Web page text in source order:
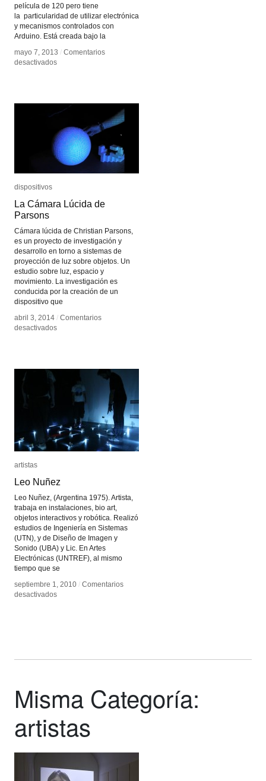
película de 120 pero tiene
la particularidad de utilizar electrónica
y mecanismos controlados con
Arduino. Está creada bajo la
mayo 7, 2013 / Comentarios
desactivadosen
Lux
mayo 7, 2013 / Comentarios
desactivadosen
Lux
dispositivos
La Cámara Lúcida de
Parsons
Cámara lúcida de Christian Parsons,
es un proyecto de investigación y
desarrollo en torno a sistemas de
proyección de luz sobre objetos. Un
estudio sobre luz, espacio y
movimiento. La investigación es
conducida por la creación de un
dispositivo que
abril 3, 2014 / Comentarios
desactivadosen
de
dispositivos
La Cámara Lúcida de
Parsons
abril 3, 2014 / Comentarios
desactivadosen
de
artistas
Leo Nuñez
Leo Nuñez, (Argentina 1975). Artista,
trabaja en instalaciones, bio art,
objetos interactivos y robótica. Realizó
estudios de Ingeniería en Sistemas
(UTN), y de Diseño de Imagen y
Sonido (UBA) y Lic. En Artes
Electrónicas (UNTREF), al mismo
tiempo que se
septiembre 1, 2010 / Comentarios
desactivadosen
artistas
Leo Nuñez
septiembre 1, 2010 / Comentarios
desactivadosen
Misma Categoría:
artistas